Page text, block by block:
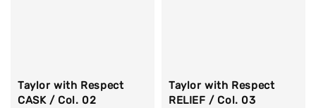
Taylor with Respect
CASK / Col. 02
Taylor with Respect
RELIEF / Col. 03